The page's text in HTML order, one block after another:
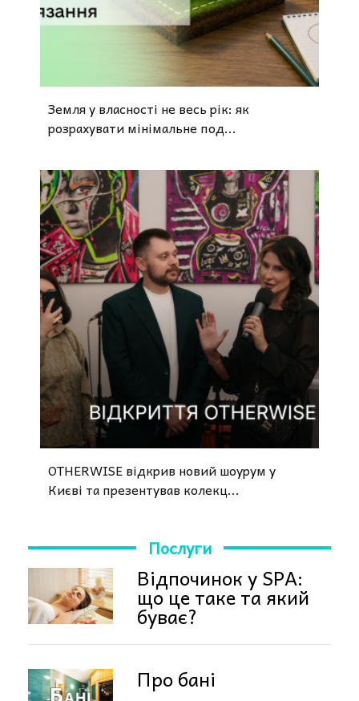
Земля у власності не весь рік: як
розрахувати мінімальне под...
OTHERWISE відкрив новий шоурум у
Києві та презентував колекц...
Послуги
Відпочинок у SPA:
що це таке та який
буває?
Про бані